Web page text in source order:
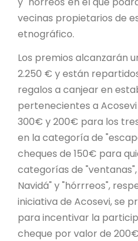
vecinas propietarios de
etnográfico.
Los premios alcanzarán
2.250 € y están
regalos a canjear en
pertenecientes a
300€ y 200€ para los
en la categoría de
cheques de 150€ para
categorías de
Navidá" y "hórrreos",
iniciativa de Acosevi, se
para incentivar la
cheque por valor de